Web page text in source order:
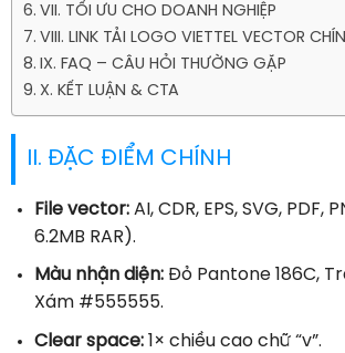
VII. TỐI ƯU CHO DOANH NGHIỆP
VIII. LINK TẢI LOGO VIETTEL VECTOR
IX. FAQ – CÂU HỎI THƯỜNG GẶP
X. KẾT LUẬN & CTA
II. ĐẶC ĐIỂM CHÍNH
File vector:AI, CDR, EPS, SVG, PDF,
6.2MB RAR).
Màu nhận diện:Đỏ Pantone 186C,
Xám #555555.
Clear space:1× chiều cao chữ “v”.